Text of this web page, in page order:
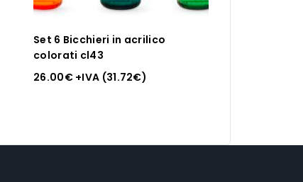
Set 6 Bicchieri in acrilico
colorati cl43
26.00€+IVA (31.72€)